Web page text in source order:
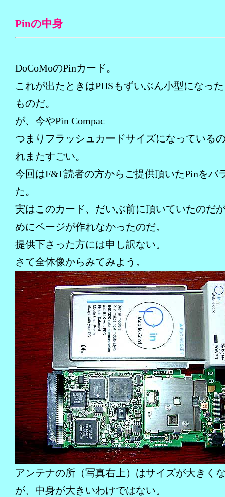
Pinの中身
DoCoMoのPinカード。
これが出たときはPHSもずいぶん小型になっ
ものだ。
が、今やPin Compac
つまりフラッシュカードサイズになっている
れまたすごい。
今回はF&F読者の方からご提供頂いたPinをバ
た。
実はこのカード、だいぶ前に頂いていたのだ
めにページが作れなかったのだ。
提供下さった方には申し訳ない。
さて全体像からみてみよう。
アンテナの所（写真右上）はサイズが大きく
が、中身が大きいわけではない。